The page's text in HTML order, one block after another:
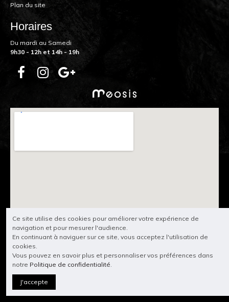
Plan du site
Horaires
Du mardi au Samedi
9h30 - 12h et 14h - 19h
Ce site utilise des cookies pour améliorer votre expérience de
navigation et pour mesurer l'audience.
En continuant à naviguer sur ce site, vous acceptez l'utilisation de
cookies.
Vous pouvez en savoir plus et personnaliser vos préférences dans
notre Politique de confidentialité.
J'accepte